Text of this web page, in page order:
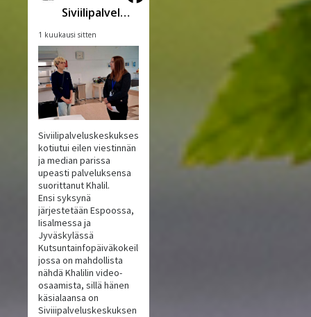
Siviilipalveluskeskus
1 kuukausi sitten
Siviilipalveluskeskuksesta
kotiutui eilen viestinnän
ja median parissa
upeasti palveluksensa
suorittanut Khalil.
Ensi syksynä
järjestetään Espoossa,
Iisalmessa ja
Jyväskylässä
Kutsuntainfopäiväkokeilu,
jossa on mahdollista
nähdä Khalilin video-
osaamista, sillä hänen
käsialaansa on
Siviiipalveluskeskuksen